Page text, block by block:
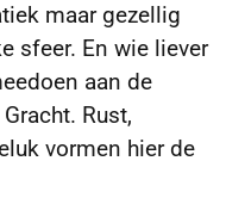
maar gezellig
sfeer. En wie liever
aan de
Rust,
vormen hier de